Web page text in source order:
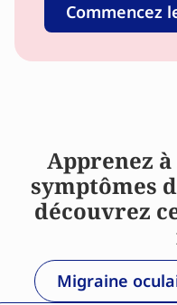
Commencez
Apprenez
symptômes
découvrez
Migraine